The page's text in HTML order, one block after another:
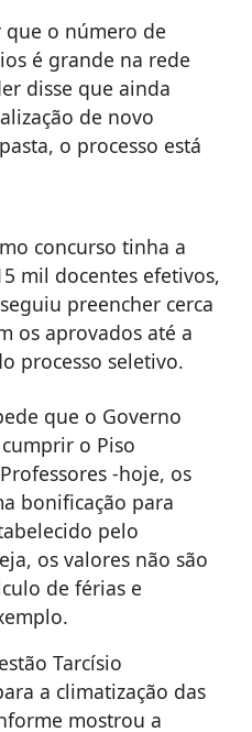
que o número de
é grande na rede
disse que ainda
de novo
o processo está
concurso tinha a
mil docentes efetivos,
preencher cerca
os aprovados até a
processo seletivo.
que o Governo
o Piso
-hoje, os
bonificação para
pelo
os valores não são
de férias e
Tarcísio
a climatização das
mostrou a